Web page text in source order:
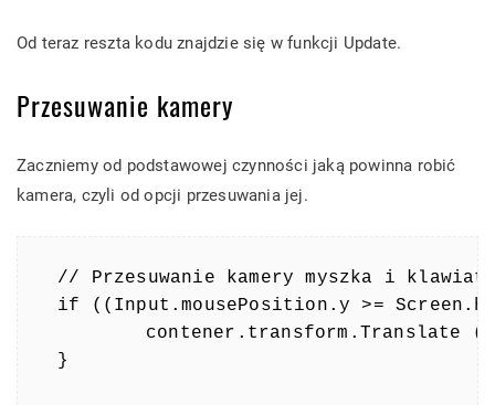
Od teraz reszta kodu znajdzie się w funkcji Update.
Przesuwanie kamery
Zaczniemy od podstawowej czynności jaką powinna robić
kamera, czyli od opcji przesuwania jej.
// Przesuwanie kamery myszka i
if ((Input.mousePosition.y >=
}